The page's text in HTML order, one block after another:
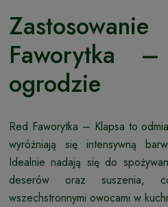
Faworytka
ogrodzie
Red Faworytka – Klapsa to
wyróżniają się intensywną
Idealnie nadają się do
deserów oraz suszenia,
wszechstronnymi owocami w